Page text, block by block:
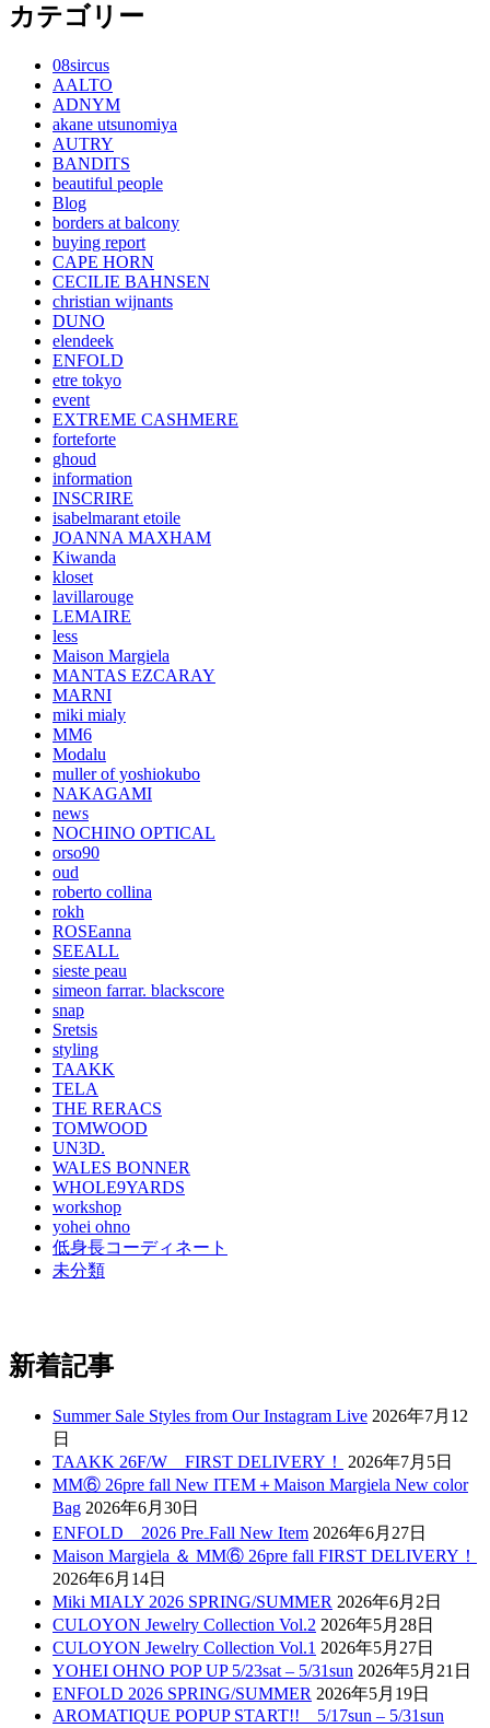
カテゴリー
08sircus
AALTO
ADNYM
akane utsunomiya
AUTRY
BANDITS
beautiful people
Blog
borders at balcony
buying report
CAPE HORN
CECILIE BAHNSEN
christian wijnants
DUNO
elendeek
ENFOLD
etre tokyo
event
EXTREME CASHMERE
forteforte
ghoud
information
INSCRIRE
isabelmarant etoile
JOANNA MAXHAM
Kiwanda
kloset
lavillarouge
LEMAIRE
less
Maison Margiela
MANTAS EZCARAY
MARNI
miki mialy
MM6
Modalu
muller of yoshiokubo
NAKAGAMI
news
NOCHINO OPTICAL
orso90
oud
roberto collina
rokh
ROSEanna
SEEALL
sieste peau
simeon farrar. blackscore
snap
Sretsis
styling
TAAKK
TELA
THE RERACS
TOMWOOD
UN3D.
WALES BONNER
WHOLE9YARDS
workshop
yohei ohno
低身長コーディネート
未分類
新着記事
Summer Sale Styles from Our Instagram Live 2026年7月12
日
TAAKK 26F/W FIRST DELIVERY！
2026年7月5日
MM⑥ 26pre fall New ITEM＋Maison Margiela New color
Bag 2026年6月30日
ENFOLD 2026 Pre₋Fall New Item 2026年6月27日
Maison Margiela ＆ MM⑥ 26pre fall FIRST DELIVERY！
2026年6月14日
Miki MIALY 2026 SPRING/SUMMER 2026年6月2日
CULOYON Jewelry Collection Vol.2 2026年5月28日
CULOYON Jewelry Collection Vol.1 2026年5月27日
YOHEI OHNO POP UP 5/23sat – 5/31sun 2026年5月21日
ENFOLD 2026 SPRING/SUMMER 2026年5月19日
AROMATIQUE POPUP START!! 5/17sun – 5/31sun